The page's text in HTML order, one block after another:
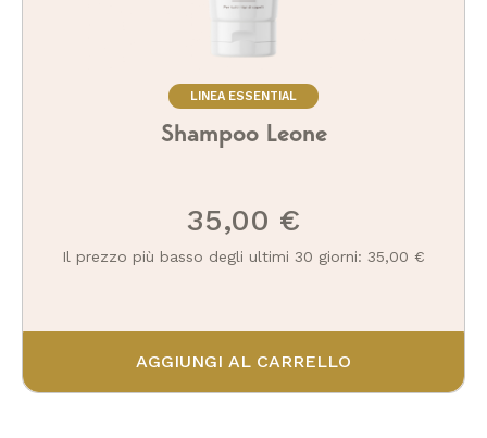
LINEA ESSENTIAL
Shampoo Leone
35,00 €
Il prezzo più basso degli ultimi 30 giorni: 35,00 €
AGGIUNGI AL CARRELLO